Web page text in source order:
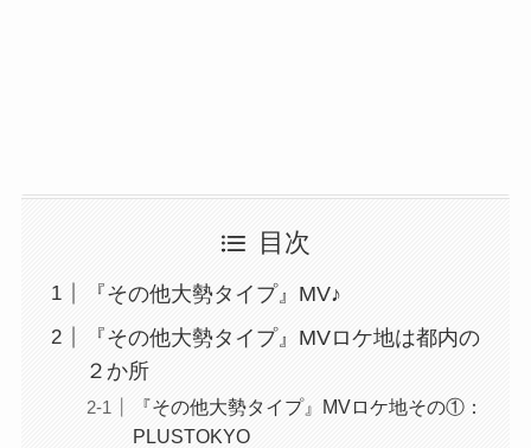
目次
『その他大勢タイプ』MV♪
『その他大勢タイプ』MVロケ地は都内の
２か所
『その他大勢タイプ』MVロケ地その①：
PLUSTOKYO